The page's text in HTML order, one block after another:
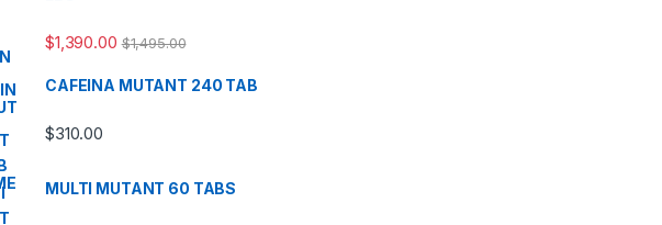
$1,390.00 $1,495.00
CAFEINA MUTANT 240 TAB
$310.00
MULTI MUTANT 60 TABS